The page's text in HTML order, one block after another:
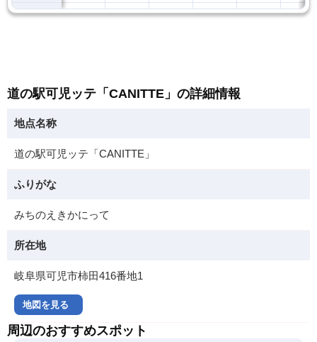
道の駅可児ッテ「CANITTE」の詳細情報
地点名称
道の駅可児ッテ「CANITTE」
ふりがな
みちのえきかにって
所在地
岐阜県可児市柿田416番地1
地図を見る
周辺のおすすめスポット